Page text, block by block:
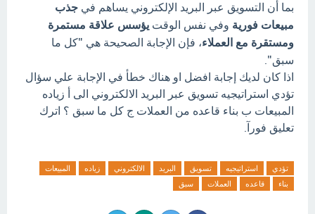
بما أن التسويق عبر البريد الإلكتروني يساهم في جذب
مبيعات فورية وفي نفس الوقت يؤسس علاقة مستمرة
ومستقرة مع العملاء، فإن الإجابة الصحيحة هي "كل ما
سبق".
اذا كان لديك إجابة افضل او هناك خطأ في الإجابة علي سؤال
تؤدي استراتيجيه تسويق عبر البريد الالكتروني الى أ زياده
المبيعات ب بناء قاعده من العملات ج كل ما سبق ؟ اترك
تعليق فورآ.
تؤدي استراتيجيه تسويق البريد الالكتروني زياده
المبيعات
بناء
قاعده العملات سبق